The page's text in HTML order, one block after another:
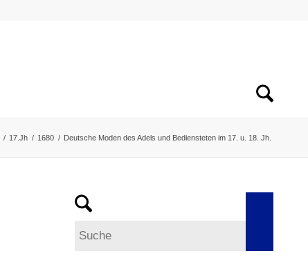
/ 17.Jh / 1680 / Deutsche Moden des Adels und Bediensteten im 17. u. 18. Jh.